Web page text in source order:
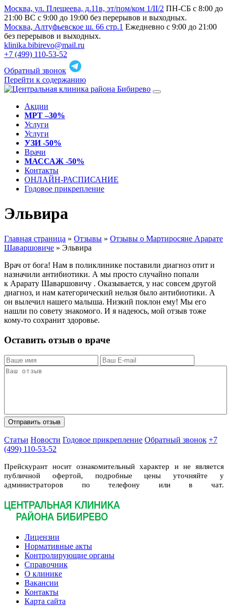
Москва, ул. Плещеева, д.11в, эт/пом/ком 1/II/2 ПН-СБ с 8:00 до
21:00 ВС с 9:00 до 19:00 без перерывов и выходных.
Москва, Алтуфьевское ш. 66 стр.1 Ежедневно с 9:00 до 21:00
без перерывов и выходных.
klinika.bibirevo@mail.ru
+7 (499) 110-53-52
Обратный звонок
Перейти к содержанию
Акции
МРТ –30%
Услуги
Услуги
УЗИ -50%
Врачи
МАССАЖ -50%
Контакты
ОНЛАЙН-РАСПИСАНИЕ
Годовое прикрепление
Эльвира
Главная страница » Отзывы » Отзывы о Мартиросяне Арарате
Шаваршовиче » Эльвира
Врач от бога! Нам в поликлинике поставили диагноз отит и
назначили антибиотики. А мы просто случайно попали
к Арарату Шаваршовичу . Оказывается, у нас совсем другой
диагноз, и нам категорический нельзя было антибиотики. А
он вылечил нашего малыша. Низкий поклон ему! Мы его
нашли по совету знакомого. И я надеюсь, мой отзыв тоже
кому-то сохранит здоровье.
Оставить отзыв о враче
Статьи Новости Годовое прикрепление Обратный звонок +7
(499) 110-53-52
Прейскурант носит ознакомительный характер и не является
публичной офертой, подробные цены уточняйте у
администраторов по телефону или в чат.
Лицензии
Нормативные акты
Контролирующие органы
Справочник
О клинике
Вакансии
Контакты
Карта сайта